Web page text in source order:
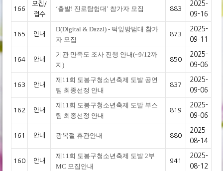
166
모집/
접수
‘출발! 진로탐험대’ 참가자 모집 883
2025-
09-16
165 안내
D(Digital & Dazzl) - 떡잎방범대 참가
자 모집
873
2025-
09-11
164 안내
기관 만족도 조사 진행 안내(~9/12까
지)
850
2025-
09-06
163 안내
제11회 도봉구청소년축제 도발 공연
팀 최종선정 안내
837
2025-
09-06
162 안내
제11회 도봉구청소년축제 도발 부스
팀 최종선정 안내
819
2025-
09-06
161 안내 광복절 휴관안내 880
2025-
08-14
160 안내
제11회 도봉구청소년축제 도발 2부
MC 모집안내
941
2025-
08-12